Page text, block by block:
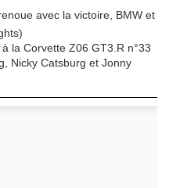
avec la victoire, BMW et
la Corvette Z06 GT3.R n°33
Nicky Catsburg et Jonny